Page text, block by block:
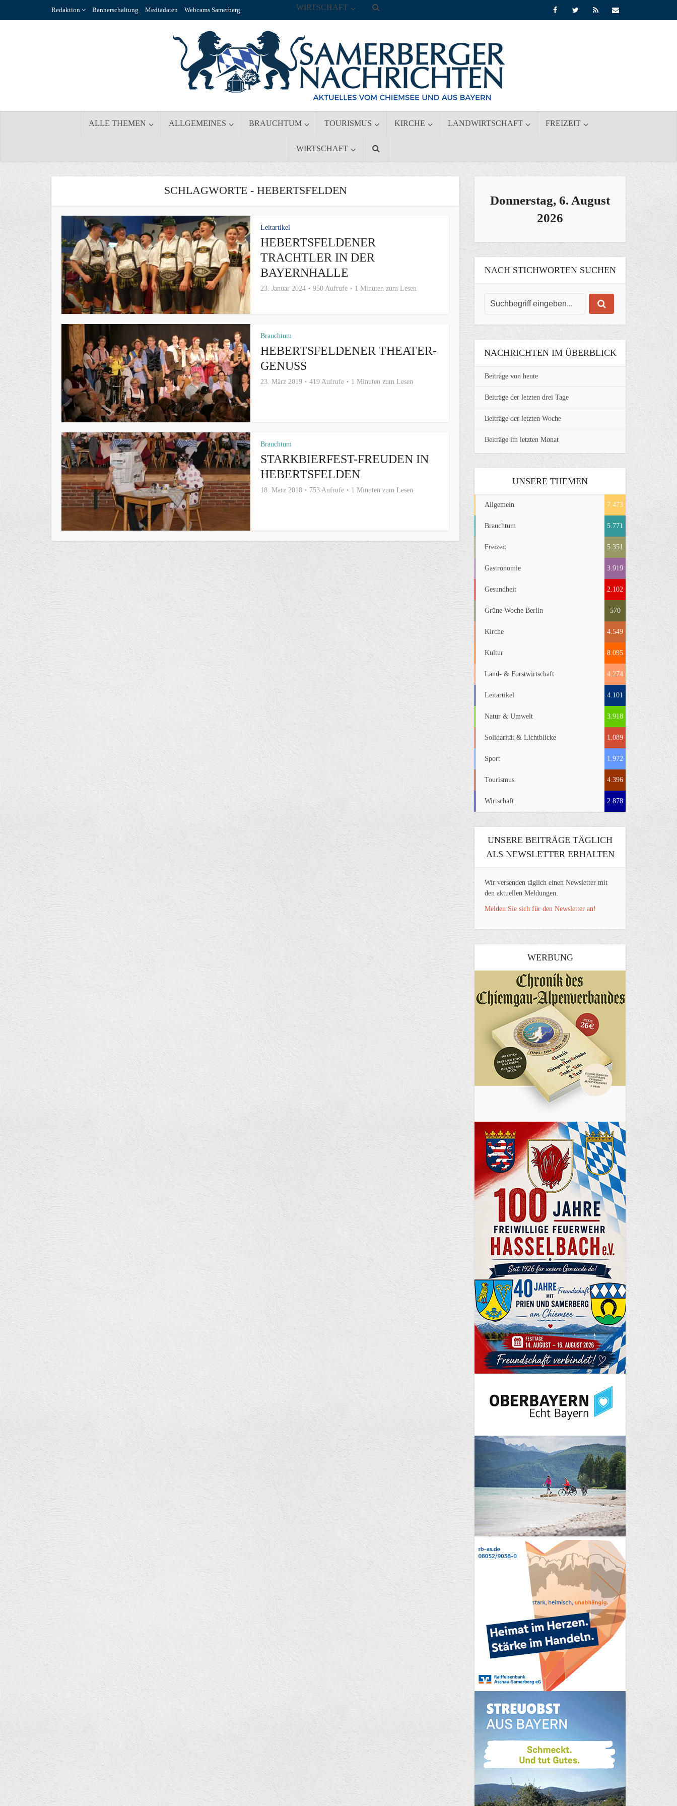
Redaktion Bannerschaltung Mediadaten Webcams Samerberg
ALLE THEMEN ALLGEMEINES BRAUCHTUM TOURISMUS KIRCHE LANDWIRTSCHAFT FREIZEIT
WIRTSCHAFT
WIRTSCHAFT
SCHLAGWORTE - HEBERTSFELDEN
Leitartikel
HEBERTSFELDENER
TRACHTLER IN DER
BAYERNHALLE
23. Januar 2024 950 Aufrufe 1 Minuten zum Lesen
Brauchtum
HEBERTSFELDENER THEATER-
GENUSS
23. März 2019 419 Aufrufe 1 Minuten zum Lesen
Brauchtum
STARKBIERFEST-FREUDEN IN
HEBERTSFELDEN
18. März 2018 753 Aufrufe 1 Minuten zum Lesen
Donnerstag, 6. August
2026
NACH STICHWORTEN SUCHEN
NACHRICHTEN IM ÜBERBLICK
Beiträge von heute
Beiträge der letzten drei Tage
Beiträge der letzten Woche
Beiträge im letzten Monat
UNSERE THEMEN
Allgemein 7.473
Brauchtum 5.771
Freizeit 5.351
Gastronomie 3.919
Gesundheit 2.102
Grüne Woche Berlin 570
Kirche 4.549
Kultur 8.095
Land- & Forstwirtschaft 4.274
Leitartikel 4.101
Natur & Umwelt 3.918
Solidarität & Lichtblicke 1.089
Sport 1.972
Tourismus 4.396
Wirtschaft 2.878
UNSERE BEITRÄGE TÄGLICH
ALS NEWSLETTER ERHALTEN
Wir versenden täglich einen Newsletter mit
den aktuellen Meldungen.
Melden Sie sich für den Newsletter an!
WERBUNG